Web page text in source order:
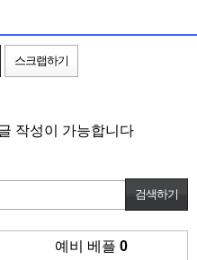
스크랩하기
작성이 가능합니다
예비 베플 0